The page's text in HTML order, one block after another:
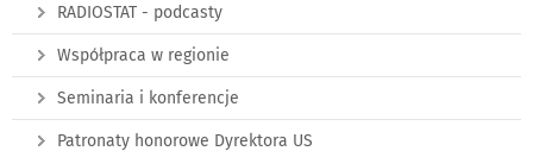
RADIOSTAT - podcasty
Współpraca w regionie
Seminaria i konferencje
Patronaty honorowe Dyrektora US